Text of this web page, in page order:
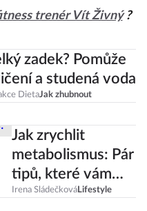
trenér Vít Živný ?
zadek? Pomůže
a studená voda
DietaJak zhubnout
Jak zrychlit
metabolismus: Pár
tipů, které vám
pomohou
Irena SládečkováLifestyle